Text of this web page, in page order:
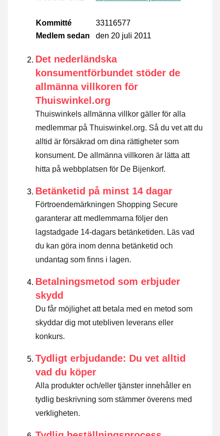
Kommitté
33116577
Medlem sedan
den 20 juli 2011
Det nederländska
konsumentförbundet stöder de
allmänna villkoren för
Thuiswinkel.org
Thuiswinkels allmänna villkor gäller för alla
medlemmar på Thuiswinkel.org. Så du vet att du
alltid är försäkrad om dina rättigheter som
konsument. De allmänna villkoren är lätta att
hitta på webbplatsen för De Bijenkorf.
Betänketid på minst 14 dagar
Förtroendemärkningen Shopping Secure
garanterar att medlemmarna följer den
lagstadgade 14-dagars betänketiden. Läs vad
du kan göra inom denna betänketid och
undantag som finns i lagen.
Betalningsmetod som erbjuder
skydd
Du får möjlighet att betala med en metod som
skyddar dig mot utebliven leverans eller
konkurs.
Tydligt erbjudande: Du vet alltid
vad du köper
Alla produkter och/eller tjänster innehåller en
tydlig beskrivning som stämmer överens med
verkligheten.